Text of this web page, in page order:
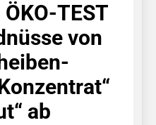
TEST
von
ab